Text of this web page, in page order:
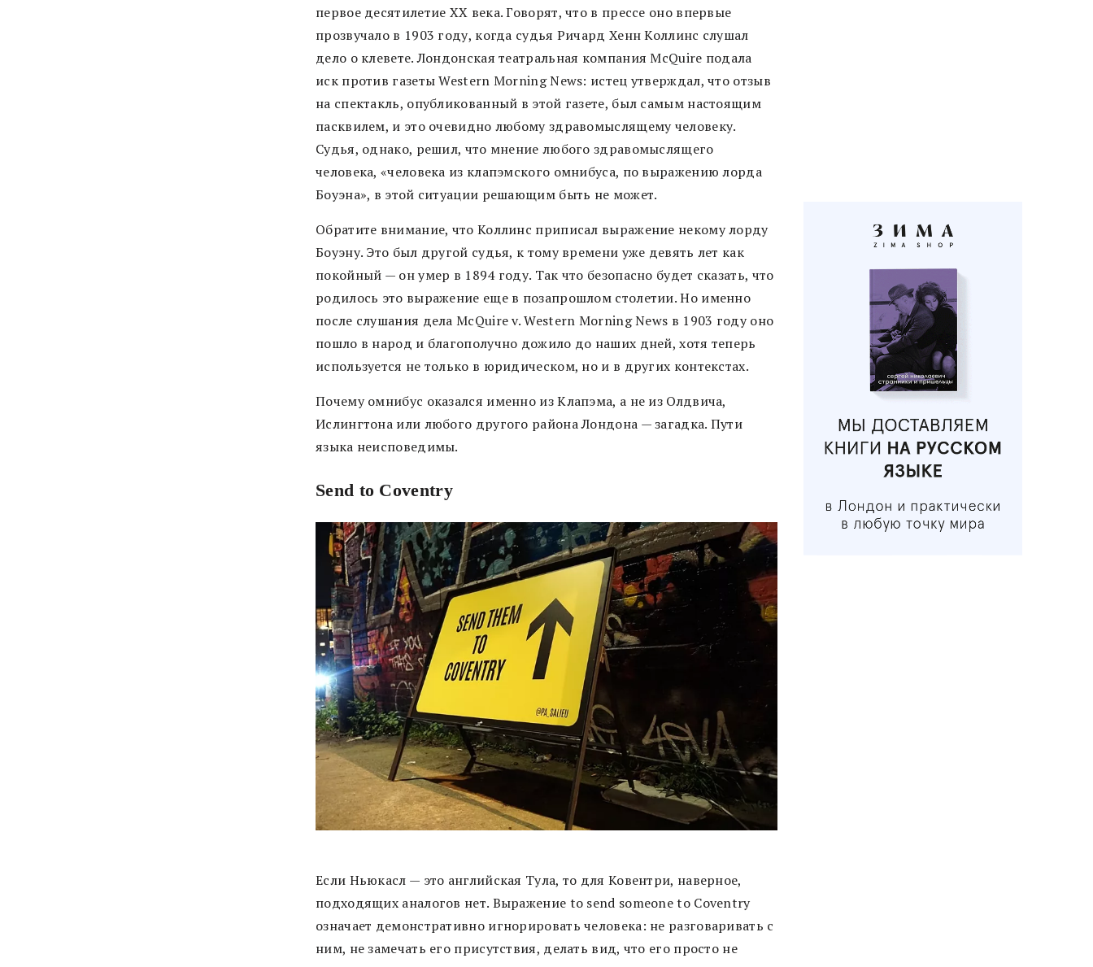
первое десятилетие XX века. Говорят, что в прессе оно впервые
прозвучало в 1903 году, когда судья Ричард Хенн Коллинс слушал
дело о клевете. Лондонская театральная компания McQuire подала
иск против газеты Western Morning News: истец утверждал, что отзыв
на спектакль, опубликованный в этой газете, был самым настоящим
пасквилем, и это очевидно любому здравомыслящему человеку.
Судья, однако, решил, что мнение любого здравомыслящего
человека, «человека из клапэмского омнибуса, по выражению лорда
Боуэна», в этой ситуации решающим быть не может.
Обратите внимание, что Коллинс приписал выражение некому лорду
Боуэну. Это был другой судья, к тому времени уже девять лет как
покойный — он умер в 1894 году. Так что безопасно будет сказать, что
родилось это выражение еще в позапрошлом столетии. Но именно
после слушания дела McQuire v. Western Morning News в 1903 году оно
пошло в народ и благополучно дожило до наших дней, хотя теперь
используется не только в юридическом, но и в других контекстах.
Почему омнибус оказался именно из Клапэма, а не из Олдвича,
Ислингтона или любого другого района Лондона — загадка. Пути
языка неисповедимы.
Send to Coventry
Если Ньюкасл — это английская Тула, то для Ковентри, наверное,
подходящих аналогов нет. Выражение to send someone to Coventry
означает демонстративно игнорировать человека: не разговаривать с
ним, не замечать его присутствия, делать вид, что его просто не